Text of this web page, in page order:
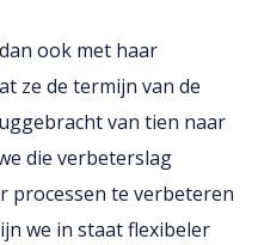
ook met haar
ze de termijn van de
van tien naar
die verbeterslag
processen te verbeteren
we in staat flexibeler